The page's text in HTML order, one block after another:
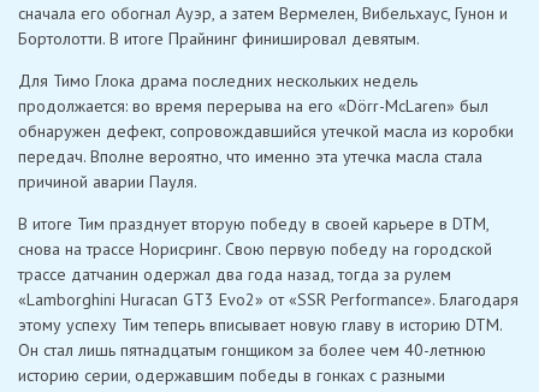
сначала его обогнал Ауэр, а затем Вермелен, Вибельхаус, Гунон и
Бортолотти. В итоге Прайнинг финишировал девятым.
Для Тимо Глока драма последних нескольких недель
продолжается: во время перерыва на его «Dörr-McLaren» был
обнаружен дефект, сопровождавшийся утечкой масла из коробки
передач. Вполне вероятно, что именно эта утечка масла стала
причиной аварии Пауля.
В итоге Тим празднует вторую победу в своей карьере в DTM,
снова на трассе Норисринг. Свою первую победу на городской
трассе датчанин одержал два года назад, тогда за рулем
«Lamborghini Huracan GT3 Evo2» от «SSR Performance». Благодаря
этому успеху Тим теперь вписывает новую главу в историю DTM.
Он стал лишь пятнадцатым гонщиком за более чем 40-летнюю
историю серии, одержавшим победы в гонках с разными